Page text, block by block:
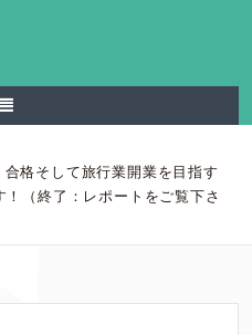
合格そして旅行業開業を目指す
（終了：レポートをご覧下さ